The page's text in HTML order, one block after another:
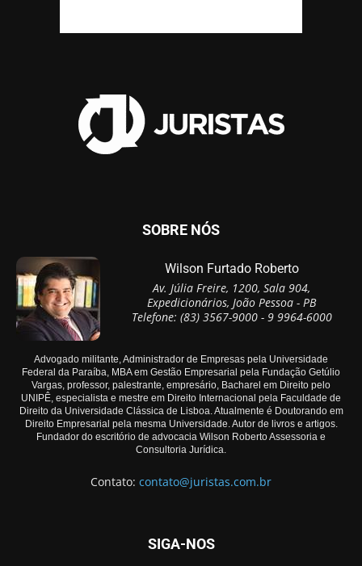
SOBRE NÓS
Wilson Furtado Roberto
Av. Júlia Freire, 1200, Sala 904,
Expedicionários, João Pessoa - PB
Telefone: (83) 3567-9000 - 9 9964-6000
Advogado militante, Administrador de Empresas pela Universidade
Federal da Paraíba, MBA em Gestão Empresarial pela Fundação Getúlio
Vargas, professor, palestrante, empresário, Bacharel em Direito pelo
UNIPÊ, especialista e mestre em Direito Internacional pela Faculdade de
Direito da Universidade Clássica de Lisboa. Atualmente é Doutorando em
Direito Empresarial pela mesma Universidade. Autor de livros e artigos.
Fundador do escritório de advocacia Wilson Roberto Assessoria e
Consultoria Jurídica.
Contato: contato@juristas.com.br
SIGA-NOS